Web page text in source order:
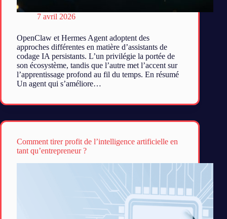
7 avril 2026
OpenClaw et Hermes Agent adoptent des
approches différentes en matière d’assistants de
codage IA persistants. L’un privilégie la portée de
son écosystème, tandis que l’autre met l’accent sur
l’apprentissage profond au fil du temps. En résumé
Un agent qui s’améliore…
Comment tirer profit de l’intelligence artificielle en
tant qu’entrepreneur ?